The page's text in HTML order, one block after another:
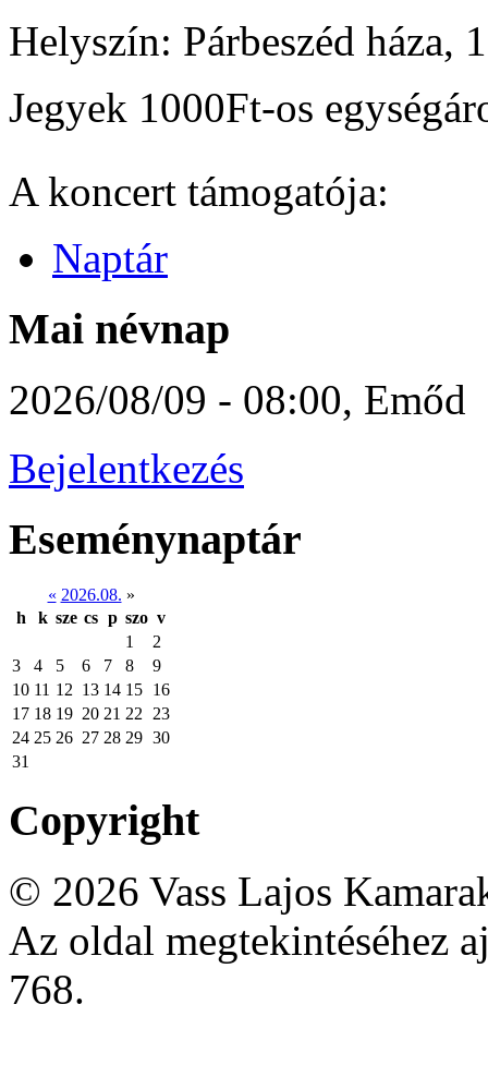
Helyszín: Párbeszéd háza,
Jegyek 1000Ft-os
A koncert támogatója:
Naptár
Mai névnap
2026/08/09 - 08:00, Emőd
Bejelentkezés
Eseménynaptár
« 2026.08. »
h
k sze cs p szo v
1
2
3
4 5 6 7 8
9
10 11 12 13 14 15 16
17 18 19 20 21 22
23
24 25 26 27 28 29 30
31
Copyright
© 2026 Vass Lajos
Az oldal megtekintéséhez
768.